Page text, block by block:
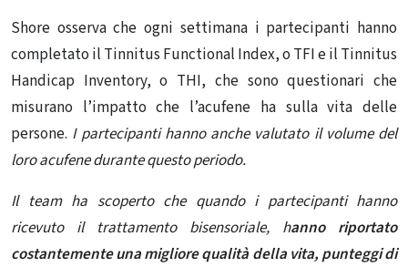
Shore osserva che ogni settimana i partecipanti hanno
completato il Tinnitus Functional Index, o TFI e il Tinnitus
Handicap Inventory, o THI, che sono questionari che
misurano l’impatto che l’acufene ha sulla vita delle
persone. I partecipanti hanno anche valutato il volume del
loro acufene durante questo periodo.
Il team ha scoperto che quando i partecipanti hanno
ricevuto il trattamento bisensoriale, hanno riportato
costantemente una migliore qualità della vita, punteggi di